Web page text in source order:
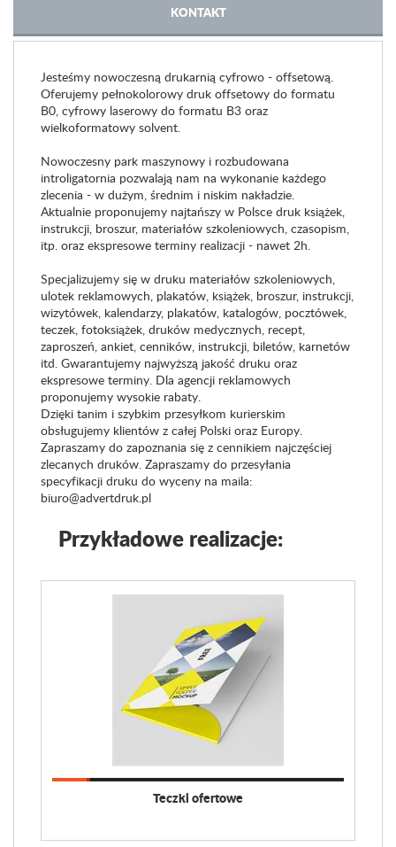
KONTAKT
Jesteśmy nowoczesną drukarnią cyfrowo - offsetową.
Oferujemy pełnokolorowy druk offsetowy do formatu
B0, cyfrowy laserowy do formatu B3 oraz
wielkoformatowy solvent.
Nowoczesny park maszynowy i rozbudowana
introligatornia pozwalają nam na wykonanie każdego
zlecenia - w dużym, średnim i niskim nakładzie.
Aktualnie proponujemy najtańszy w Polsce druk książek,
instrukcji, broszur, materiałów szkoleniowych, czasopism,
itp. oraz ekspresowe terminy realizacji - nawet 2h.
Specjalizujemy się w druku materiałów szkoleniowych,
ulotek reklamowych, plakatów, książek, broszur, instrukcji,
wizytówek, kalendarzy, plakatów, katalogów, pocztówek,
teczek, fotoksiążek, druków medycznych, recept,
zaproszeń, ankiet, cenników, instrukcji, biletów, karnetów
itd. Gwarantujemy najwyższą jakość druku oraz
ekspresowe terminy. Dla agencji reklamowych
proponujemy wysokie rabaty.
Dzięki tanim i szybkim przesyłkom kurierskim
obsługujemy klientów z całej Polski oraz Europy.
Zapraszamy do zapoznania się z cennikiem najczęściej
zlecanych druków. Zapraszamy do przesyłania
specyfikacji druku do wyceny na maila:
biuro@advertdruk.pl
Przykładowe realizacje:
Teczki ofertowe